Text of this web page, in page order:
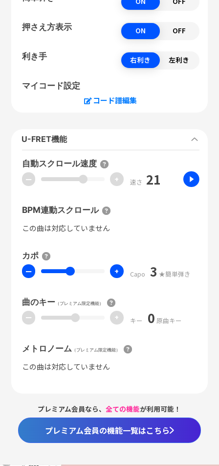
押さえ方表示 ON OFF
利き手 右利き 左利き
マイコード設定
コード譜編集
U-FRET機能
自動スクロール速度
ー + 速さ 21
BPM連動スクロール
この曲は対応していません
カポ
ー + Capo 3 ★簡単弾き
曲のキー（プレミアム限定機能）
ー + キー 0 原曲キー
メトロノーム （プレミアム限定機能）
この曲は対応していません
プレミアム会員なら、全ての機能が利用可能！
プレミアム会員の機能一覧はこちら